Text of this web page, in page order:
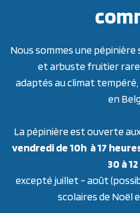
Nous sommes une
et arbuste fruitier
adaptés au climat tempéré,
en
La pépinière est ouverte
vendredi de 10h à 17
30 à
excepté juillet - août
scolaires de Noël